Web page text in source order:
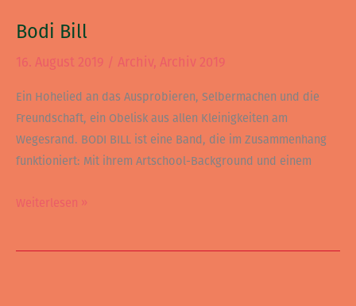
Bodi Bill
16. August 2019 / Archiv, Archiv 2019
Ein Hohelied an das Ausprobieren, Selbermachen und die
Freundschaft, ein Obelisk aus allen Kleinigkeiten am
Wegesrand. BODI BILL ist eine Band, die im Zusammenhang
funktioniert: Mit ihrem Artschool-Background und einem
Weiterlesen »